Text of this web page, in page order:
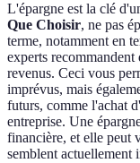
L'épargne est la clé
Que Choisir, ne pas
terme, notamment en
experts
revenus. Ceci vous
imprévus, mais
futurs, comme l'achat
entreprise. Une
financière, et elle peut
semblent actuellement